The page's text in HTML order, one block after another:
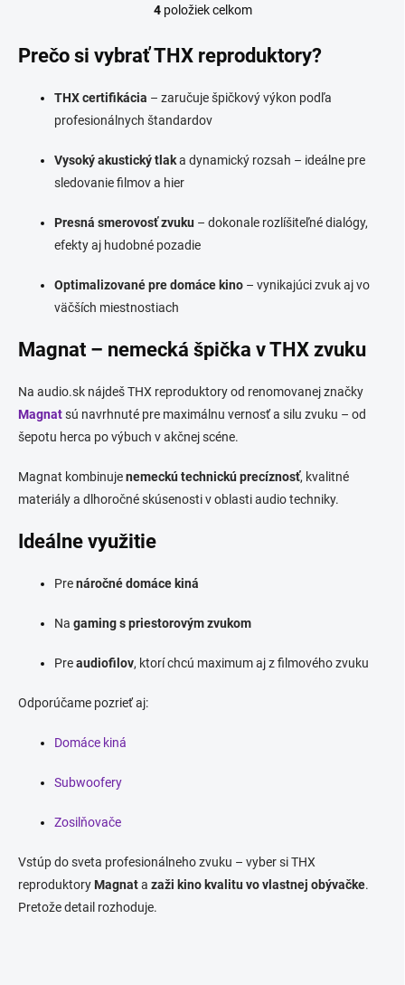
O
l
a
c
e
k
p
u
4položiek celkom
Prečo si vybrať THX reproduktory?
THX certifikácia – zaručuje špičkový výkon podľa
profesionálnych štandardov
Vysoký akustický tlaka dynamický rozsah – ideálne pre
sledovanie filmov a hier
Presná smerovosť zvuku – dokonale rozlíšiteľné dialógy,
efekty aj hudobné pozadie
Optimalizované pre domáce kino – vynikajúci zvuk aj vo
väčších miestnostiach
Magnat – nemecká špička v THX zvuku
Na audio.sk nájdeš THX reproduktory od renomovanej značky
Magnatsú navrhnuté pre maximálnu vernosť a silu zvuku – od
šepotu herca po výbuch v akčnej scéne.
Magnat kombinujenemeckú technickú precíznosť, kvalitné
materiály a dlhoročné skúsenosti v oblasti audio techniky.
Ideálne využitie
Prenáročné domáce kiná
Na gaming s priestorovým zvukom
Preaudiofilov, ktorí chcú maximum aj z filmového zvuku
Odporúčame pozrieť aj:
Domáce kiná
Subwoofery
Zosilňovače
Vstúp do sveta profesionálneho zvuku – vyber si THX
reproduktoryMagnata zaži kino kvalitu vo vlastnej obývačke.
Pretože detail rozhoduje.